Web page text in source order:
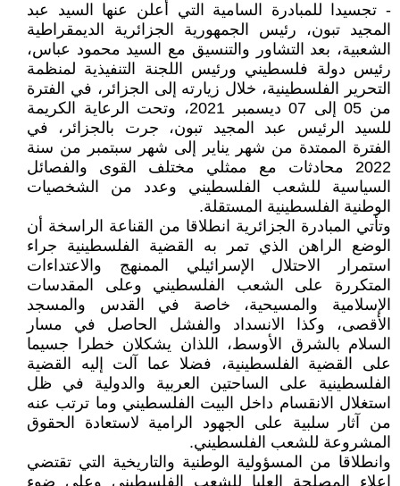
- تجسيدا للمبادرة السامية التي أعلن عنها السيد عبد
المجيد تبون، رئيس الجمهورية الجزائرية الديمقراطية
الشعبية، بعد التشاور والتنسيق مع السيد محمود عباس،
رئيس دولة فلسطيني ورئيس اللجنة التنفيذية لمنظمة
التحرير الفلسطينية، خلال زيارته إلى الجزائر، في الفترة
من 05 إلى 07 ديسمبر 2021، وتحت الرعاية الكريمة
للسيد الرئيس عبد المجيد تبون، جرت بالجزائر، في
الفترة الممتدة من شهر يناير إلى شهر سبتمبر من سنة
2022 محادثات مع ممثلي مختلف القوى والفصائل
السياسية للشعب الفلسطيني وعدد من الشخصيات
الوطنية الفلسطينية المستقلة.
وتأتي المبادرة الجزائرية انطلاقا من القناعة الراسخة أن
الوضع الراهن الذي تمر به القضية الفلسطينية جراء
استمرار الاحتلال الإسرائيلي الممنهج والاعتداءات
المتكررة على الشعب الفلسطيني وعلى المقدسات
الإسلامية والمسيحية، خاصة في القدس والمسجد
الأقصى، وكذا الانسداد والفشل الحاصل في مسار
السلام بالشرق الأوسط، اللذان يشكلان خطرا جسيما
على القضية الفلسطينية، فضلا عما آلت إليه القضية
الفلسطينية على الساحتين العربية والدولية في ظل
استغلال الانقسام داخل البيت الفلسطيني وما ترتب عنه
من آثار سلبية على الجهود الرامية لاستعادة الحقوق
المشروعة للشعب الفلسطيني.
وانطلاقا من المسؤولية الوطنية والتاريخية التي تقتضي
إعلاء المصلحة العليا للشعب الفلسطيني وعلى ضوء